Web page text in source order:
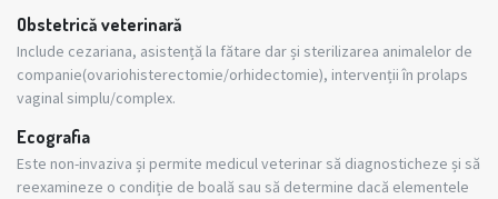
Obstetrică veterinară
Include cezariana, asistență la fătare dar și sterilizarea animalelor de
companie(ovariohisterectomie/orhidectomie), intervenții în prolaps
vaginal simplu/complex.
Ecografia
Este non-invaziva și permite medicul veterinar să diagnosticheze și să
reexamineze o condiție de boală sau să determine dacă elementele